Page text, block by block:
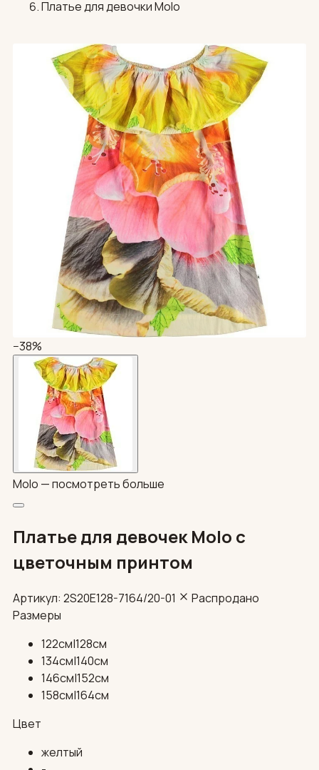
Платье для девочки Molo
−38%
Molo —посмотреть больше
Платье для девочек Molo с
цветочным принтом
Артикул: 2S20E128-7164/20-01
Распродано
Размеры
122см|128см
134см|140см
146см|152см
158см|164см
Цвет
желтый